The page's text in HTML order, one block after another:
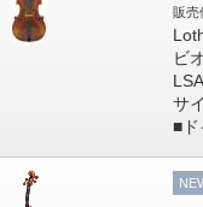
販売
ビ
サ
■ド